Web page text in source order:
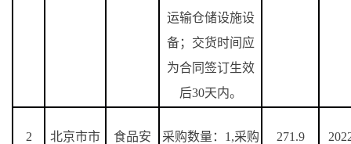
运输仓储设施设
备；交货时间应
为合同签订生效
后30天内。
2
北京市市
食品安
采购数量： 1,采购
271.9